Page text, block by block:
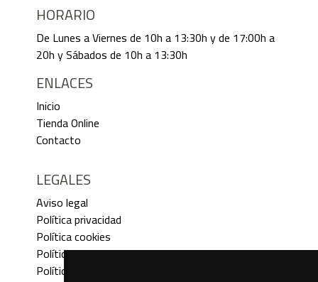
HORARIO
De Lunes a Viernes de 10h a 13:30h y de 17:00h a
20h y Sábados de 10h a 13:30h
ENLACES
Inicio
Tienda Online
Contacto
LEGALES
Aviso legal
Política privacidad
Política cookies
Política devoluciones
Política envíos